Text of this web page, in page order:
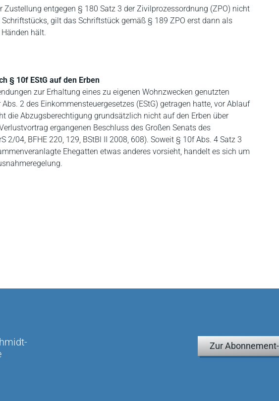
Zustellung entgegen § 180 Satz 3 der Zivilprozessordnung (ZPO) nicht
gilt das Schriftstück gemäß § 189 ZPO erst dann als
hält.
§ 10f EStG auf den Erben
zur Erhaltung eines zu eigenen Wohnzwecken genutzten
2 des Einkommensteuergesetzes (EStG) getragen hatte, vor Ablauf
die Abzugsberechtigung grundsätzlich nicht auf den Erben über
ergangenen Beschluss des Großen Senats des
2/04, BFHE 220, 129, BStBl II 2008, 608). Soweit § 10f Abs. 4 Satz 3
Ehegatten etwas anderes vorsieht, handelt es sich um
Zur